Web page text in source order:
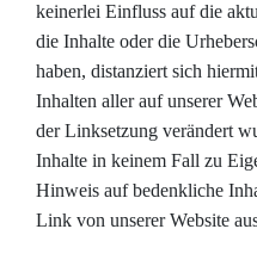
keinerlei Einfluss auf die
die Inhalte oder die
haben, distanziert sich
Inhalten aller auf unserer
der Linksetzung verändert
Inhalte in keinem Fall zu
Hinweis auf bedenkliche
Link von unserer Website